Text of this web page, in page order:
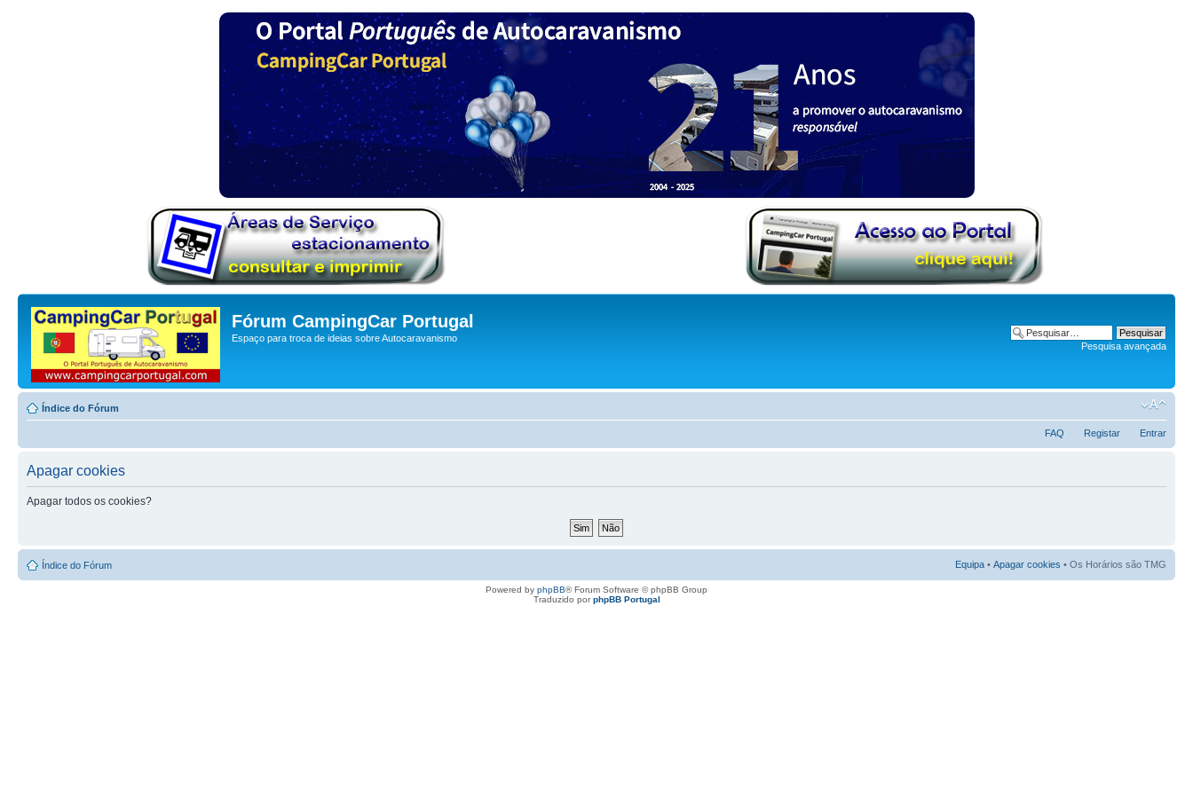
Fórum CampingCar Portugal
Espaço para troca de ideias sobre Autocaravanismo
Pesquisa avançada
Índice do Fórum
FAQ Registar Entrar
Apagar cookies
Apagar todos os cookies?
Índice do Fórum Equipa • Apagar cookies • Os Horários são TMG
Powered by phpBB® Forum Software © phpBB Group
Traduzido porphpBB Portugal